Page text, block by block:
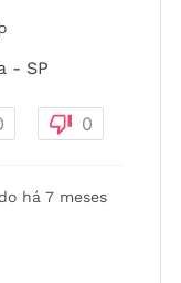
- SP
0
há 7 meses